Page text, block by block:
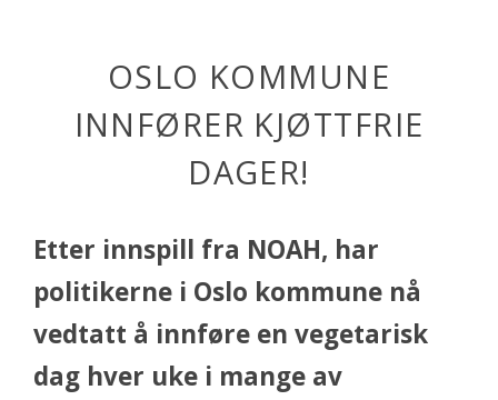
OSLO KOMMUNE
INNFØRER KJØTTFRIE
DAGER!
Etter innspill fra NOAH, har
politikerne i Oslo kommune nå
vedtatt å innføre en vegetarisk
dag hver uke i mange av